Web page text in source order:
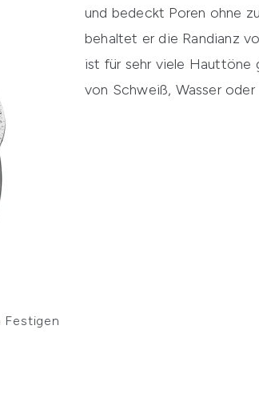
Festigen
und bedeckt Poren ohne
behaltet er die Randianz
ist für sehr viele Hauttöne
von Schweiß, Wasser oder